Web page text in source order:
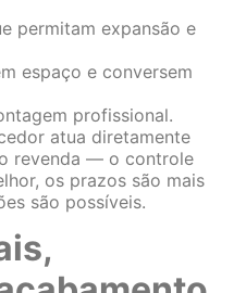
permitam expansão e
espaço e conversem
profissional.
atua diretamente
revenda — o controle
os prazos são mais
são possíveis.